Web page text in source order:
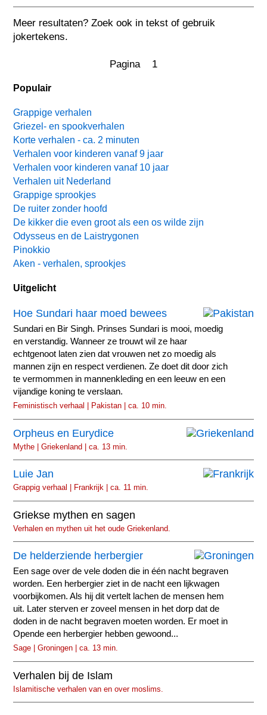
Meer resultaten? Zoek ook in tekst of gebruik
jokertekens.
Pagina 1
Populair
Grappige verhalen
Griezel- en spookverhalen
Korte verhalen - ca. 2 minuten
Verhalen voor kinderen vanaf 9 jaar
Verhalen voor kinderen vanaf 10 jaar
Verhalen uit Nederland
Grappige sprookjes
De ruiter zonder hoofd
De kikker die even groot als een os wilde zijn
Odysseus en de Laistrygonen
Pinokkio
Aken - verhalen, sprookjes
Uitgelicht
Hoe Sundari haar moed bewees
Sundari en Bir Singh. Prinses Sundari is mooi, moedig
en verstandig. Wanneer ze trouwt wil ze haar
echtgenoot laten zien dat vrouwen net zo moedig als
mannen zijn en respect verdienen. Ze doet dit door zich
te vermommen in mannenkleding en een leeuw en een
vijandige koning te verslaan.
Feministisch verhaal | Pakistan | ca. 10 min.
Orpheus en Eurydice
Mythe | Griekenland | ca. 13 min.
Luie Jan
Grappig verhaal | Frankrijk | ca. 11 min.
Griekse mythen en sagen
Verhalen en mythen uit het oude Griekenland.
De helderziende herbergier
Een sage over de vele doden die in één nacht begraven
worden. Een herbergier ziet in de nacht een lijkwagen
voorbijkomen. Als hij dit vertelt lachen de mensen hem
uit. Later sterven er zoveel mensen in het dorp dat de
doden in de nacht begraven moeten worden. Er moet in
Opende een herbergier hebben gewoond...
Sage | Groningen | ca. 13 min.
Verhalen bij de Islam
Islamitische verhalen van en over moslims.